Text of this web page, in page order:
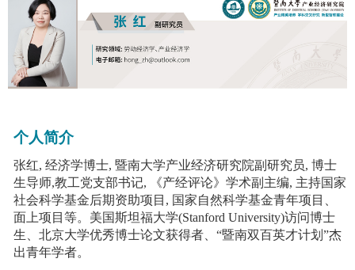
个人简介
张红, 经济学博士, 暨南大学产业经济研究院副研究员, 博士
生导师,教工党支部书记, 《产经评论》 学术副主编, 主持国家
社会科学基金后期资助项目 , 国家自然科学基金青年项目、
面上项目等。美国斯坦福大学(Stanford University)访问博士
生、北京大学优秀博士论文获得者、 “暨南双百英才计划 ”杰
出青年学者。